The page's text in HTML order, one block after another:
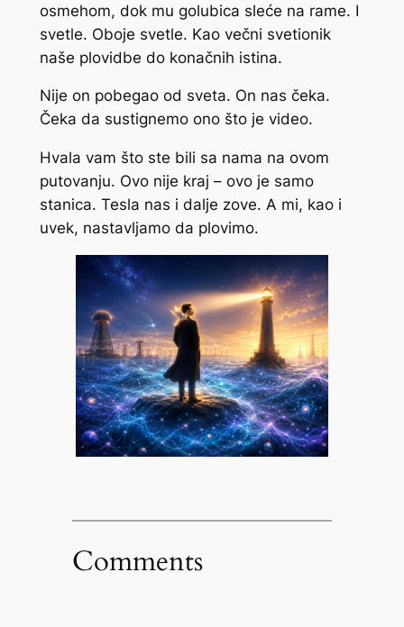
osmehom, dok mu golubica sleće na rame. I
svetle. Oboje svetle. Kao večni svetionik
naše plovidbe do konačnih istina.
Nije on pobegao od sveta. On nas čeka.
Čeka da sustignemo ono što je video.
Hvala vam što ste bili sa nama na ovom
putovanju. Ovo nije kraj – ovo je samo
stanica. Tesla nas i dalje zove. A mi, kao i
uvek, nastavljamo da plovimo.
Comments